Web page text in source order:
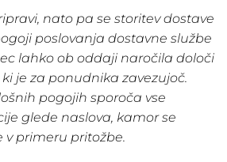
nato pa se storitev dostave
poslovanja dostavne službe
lahko ob oddaji naročila določi
je za ponudnika zavezujoč.
pogojih sporoča vse
glede naslova, kamor se
v primeru pritožbe.